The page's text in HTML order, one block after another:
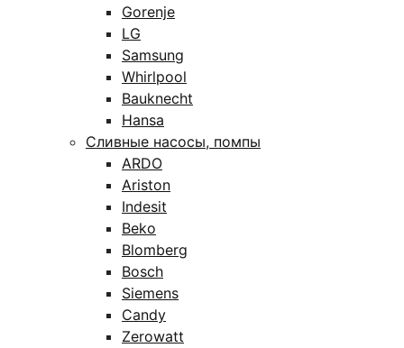
Gorenje
LG
Samsung
Whirlpool
Bauknecht
Hansa
Сливные насосы, помпы
ARDO
Ariston
Indesit
Beko
Blomberg
Bosch
Siemens
Candy
Zerowatt